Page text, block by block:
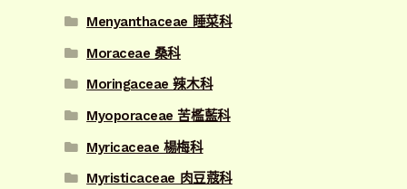
Menyanthaceae 睡菜科
Moraceae 桑科
Moringaceae 辣木科
Myoporaceae 苦檻藍科
Myricaceae 楊梅科
Myristicaceae 肉豆蔻科